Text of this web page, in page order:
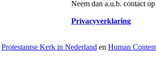
Neem dan a.u.b. contact
Privacyverklaring
Protestantse Kerk in Nederland en Human